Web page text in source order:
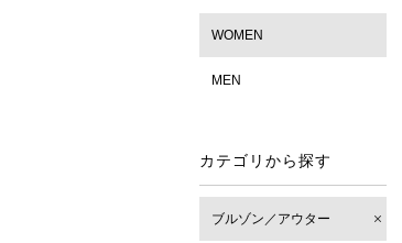
WOMEN
MEN
カテゴリから探す
ブルゾン／アウター